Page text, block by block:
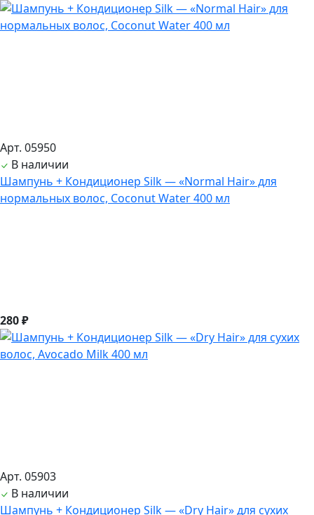
Арт. 05950
В наличии
Шампунь + Кондиционер Silk — «Normal Hair» для
нормальных волос, Coconut Water 400 мл
280 ₽
Арт. 05903
В наличии
Шампунь + Кондиционер Silk — «Dry Hair» для сухих